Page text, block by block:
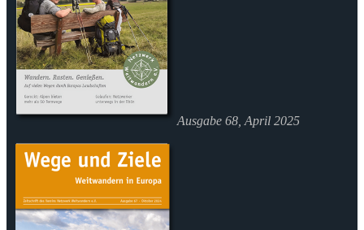
Ausgabe 68, April 2025